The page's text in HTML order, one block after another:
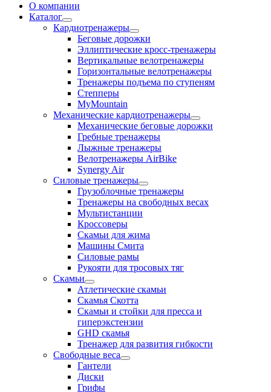
О компании
Каталог
Кардиотренажеры
Беговые дорожки
Эллиптические кросс-тренажеры
Вертикальные велотренажеры
Горизонтальные велотренажеры
Тренажеры подъема по ступеням
Степперы
MyMountain
Механические кардиотренажеры
Механические беговые дорожки
Гребные тренажеры
Лыжные тренажеры
Велотренажеры AirBike
Synergy Air
Силовые тренажеры
Грузоблочные тренажеры
Тренажеры на свободных весах
Мультистанции
Кроссоверы
Скамьи для жима
Машины Смита
Силовые рамы
Рукояти для тросовых тяг
Скамьи
Атлетические скамьи
Скамья Скотта
Скамьи и стойки для пресса и
гиперэкстензии
GHD скамья
Тренажер для развития гибкости
Свободные веса
Гантели
Диски
Грифы